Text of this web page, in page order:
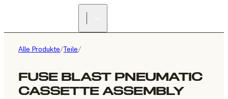
Alle Produkte/Teile/
FUSE BLAST PNEUMATIC
CASSETTE ASSEMBLY